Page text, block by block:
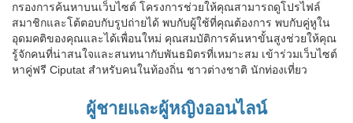
กรองการค้นหาบนเว็บไซต์ โครงการช่วยให้คุณสามารถดูโปรไฟล์
สมาชิกและโต้ตอบกับรูปถ่ายได้ พบกับผู้ใช้ที่คุณต้องการ พบกับคู่หูใน
อุดมคติของคุณและได้เพื่อนใหม่ คุณสมบัติการค้นหาขั้นสูงช่วยให้คุณ
รู้จักคนที่น่าสนใจและสนทนากับพันธมิตรที่เหมาะสม เข้าร่วมเว็บไซต์
หาคู่ฟรี Ciputat สำหรับคนในท้องถิ่น ชาวต่างชาติ นักท่องเที่ยว
ผู้ชายและผู้หญิงออนไลน์